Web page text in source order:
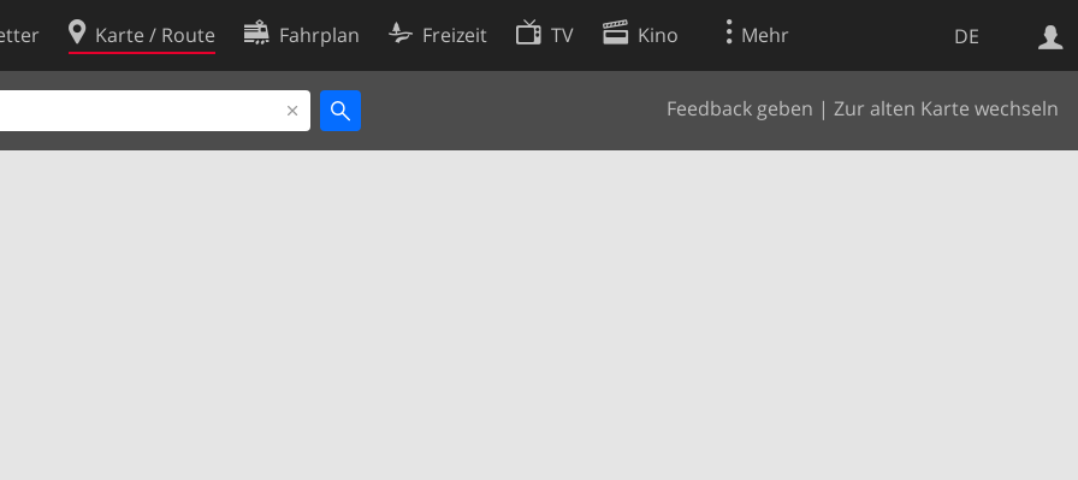
DE
Karte / Route Fahrplan Freizeit TV Kino Mehr
Feedback geben | Zur alten Karte wechseln
Websuche
Cookie-Richtlinie
Cookie-Einstellungen